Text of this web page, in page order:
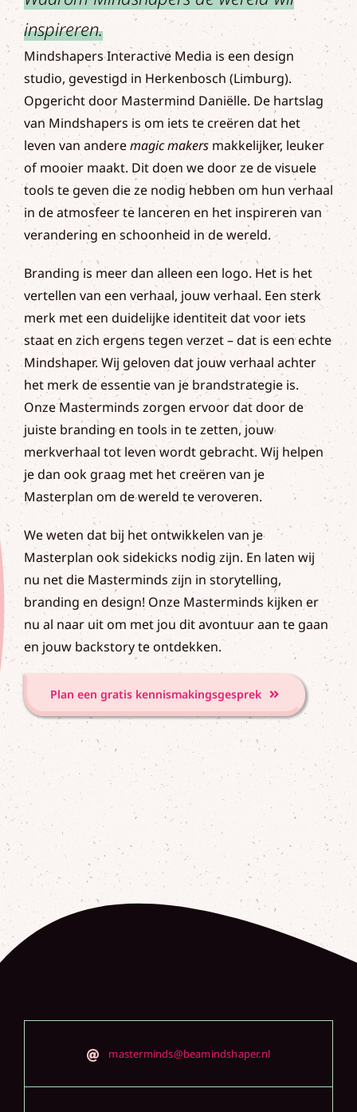
inspireren.
Mindshapers Interactive Media is een design
studio, gevestigd in Herkenbosch (Limburg).
Opgericht door Mastermind Daniëlle. De hartslag
van Mindshapers is om iets te creëren dat het
leven van anderemagic makersmakkelijker, leuker
of mooier maakt. Dit doen we door ze de visuele
tools te geven die ze nodig hebben om hun verhaal
in de atmosfeer te lanceren en het inspireren van
verandering en schoonheid in de wereld.
Branding is meer dan alleen een logo. Het is het
vertellen van een verhaal, jouw verhaal. Een sterk
merk met een duidelijke identiteit dat voor iets
staat en zich ergens tegen verzet – dat is een echte
Mindshaper. Wij geloven dat jouw verhaal achter
het merk de essentie van je brandstrategie is.
Onze Masterminds zorgen ervoor dat door de
juiste branding en tools in te zetten, jouw
merkverhaal tot leven wordt gebracht. Wij helpen
je dan ook graag met het creëren van je
Masterplan om de wereld te veroveren.
We weten dat bij het ontwikkelen van je
Masterplan ook sidekicks nodig zijn. En laten wij
nu net die Masterminds zijn in storytelling,
branding en design! Onze Masterminds kijken er
nu al naar uit om met jou dit avontuur aan te gaan
en jouw backstory te ontdekken.
Plan een gratis kennismakingsgesprek
masterminds@beamindshaper.nl